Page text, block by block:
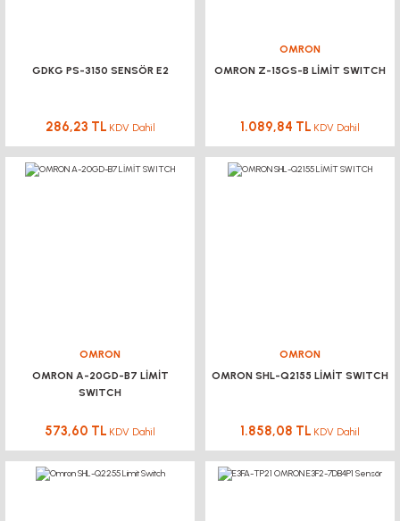
GDKG PS-3150 SENSÖR E2
286,23 TL KDV Dahil
OMRON
OMRON Z-15GS-B LİMİT SWITCH
1.089,84 TL KDV Dahil
OMRON
OMRON A-20GD-B7 LİMİT
SWITCH
573,60 TL KDV Dahil
OMRON
OMRON SHL-Q2155 LİMİT SWITCH
1.858,08 TL KDV Dahil